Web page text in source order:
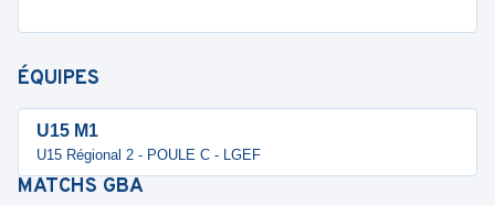
ÉQUIPES
U15 M1
U15 Régional 2 - POULE C - LGEF
MATCHS GBA